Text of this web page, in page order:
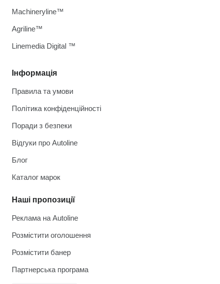
Інформація
Правила та умови
Політика конфіденційності
Поради з безпеки
Відгуки про Autoline
Блог
Каталог марок
Наші пропозиції
Реклама на Autoline
Розмістити оголошення
Розмістити банер
Партнерська програма
Machineryline™
Agriline™
Linemedia Digital ™